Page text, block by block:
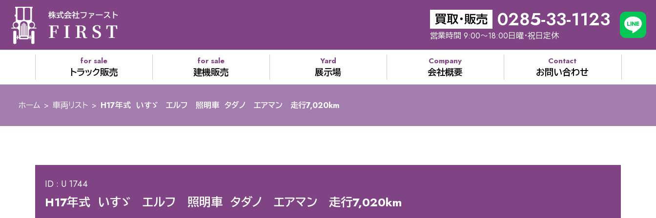
買取・販売 0285-33-1123
営業時間 9:00～18:00日曜・祝日定休
for sale
トラック販売
for sale
建機販売
Yard
展示場
Company
会社概要
Contact
お問い合わせ
ホーム > 車両リスト > H17年式 いすゞ エルフ 照明車 タダノ エアマン 走行7,020km
ID : U 1744
H17年式 いすゞ エルフ 照明車 タダノ エアマン 走行7,020km